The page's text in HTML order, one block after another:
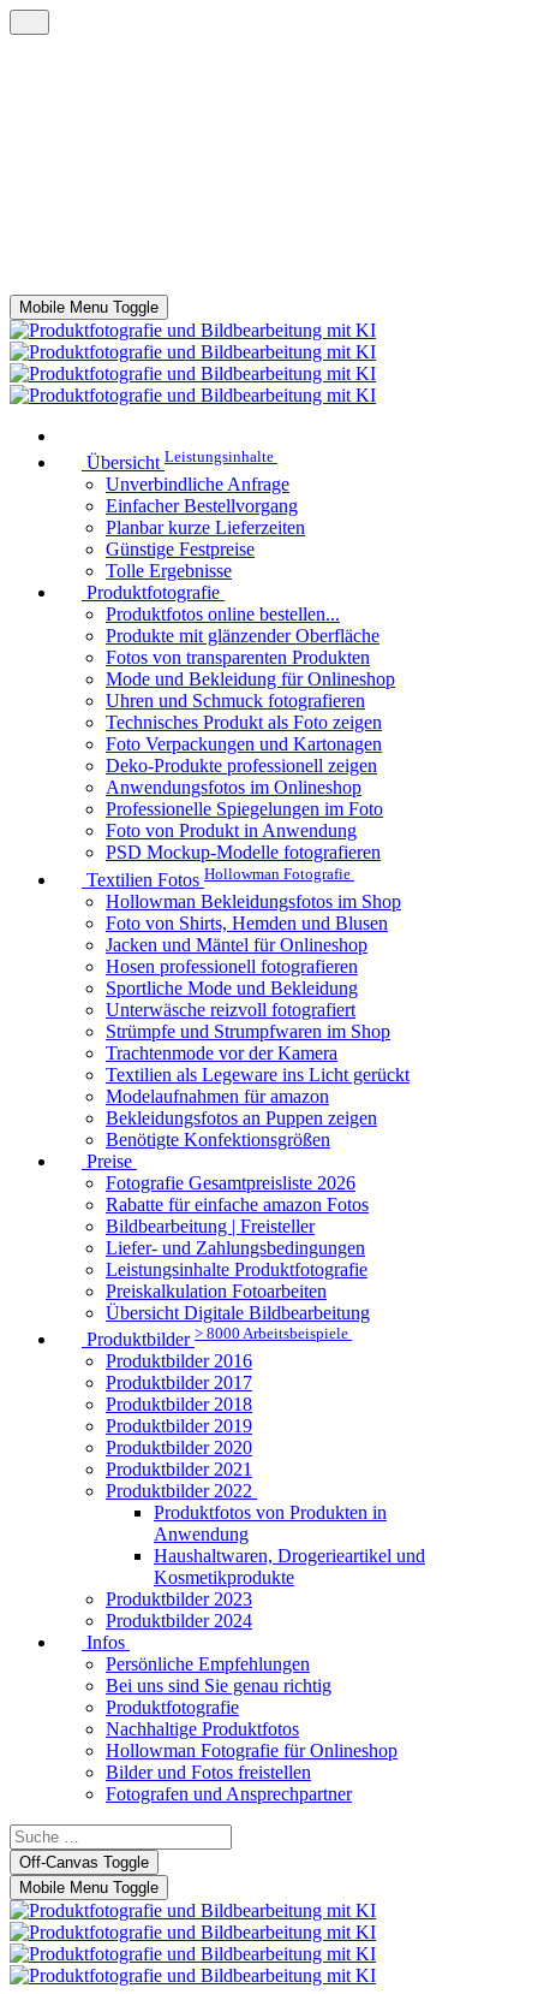
Mobile Menu Toggle
Übersicht Leistungsinhalte
Unverbindliche Anfrage
Einfacher Bestellvorgang
Planbar kurze Lieferzeiten
Günstige Festpreise
Tolle Ergebnisse
Produktfotografie
Produktfotos online bestellen...
Produkte mit glänzender Oberfläche
Fotos von transparenten Produkten
Mode und Bekleidung für Onlineshop
Uhren und Schmuck fotografieren
Technisches Produkt als Foto zeigen
Foto Verpackungen und Kartonagen
Deko-Produkte professionell zeigen
Anwendungsfotos im Onlineshop
Professionelle Spiegelungen im Foto
Foto von Produkt in Anwendung
PSD Mockup-Modelle fotografieren
Textilien Fotos Hollowman Fotografie
Hollowman Bekleidungsfotos im Shop
Foto von Shirts, Hemden und Blusen
Jacken und Mäntel für Onlineshop
Hosen professionell fotografieren
Sportliche Mode und Bekleidung
Unterwäsche reizvoll fotografiert
Strümpfe und Strumpfwaren im Shop
Trachtenmode vor der Kamera
Textilien als Legeware ins Licht gerückt
Modelaufnahmen für amazon
Bekleidungsfotos an Puppen zeigen
Benötigte Konfektionsgrößen
Preise
Fotografie Gesamtpreisliste 2026
Rabatte für einfache amazon Fotos
Bildbearbeitung | Freisteller
Liefer- und Zahlungsbedingungen
Leistungsinhalte Produktfotografie
Preiskalkulation Fotoarbeiten
Übersicht Digitale Bildbearbeitung
Produktbilder > 8000 Arbeitsbeispiele
Produktbilder 2016
Produktbilder 2017
Produktbilder 2018
Produktbilder 2019
Produktbilder 2020
Produktbilder 2021
Produktbilder 2022
Produktfotos von Produkten in
Anwendung
Haushaltwaren, Drogerieartikel und
Kosmetikprodukte
Produktbilder 2023
Produktbilder 2024
Infos
Persönliche Empfehlungen
Bei uns sind Sie genau richtig
Produktfotografie
Nachhaltige Produktfotos
Hollowman Fotografie für Onlineshop
Bilder und Fotos freistellen
Fotografen und Ansprechpartner
Off-Canvas Toggle
Mobile Menu Toggle